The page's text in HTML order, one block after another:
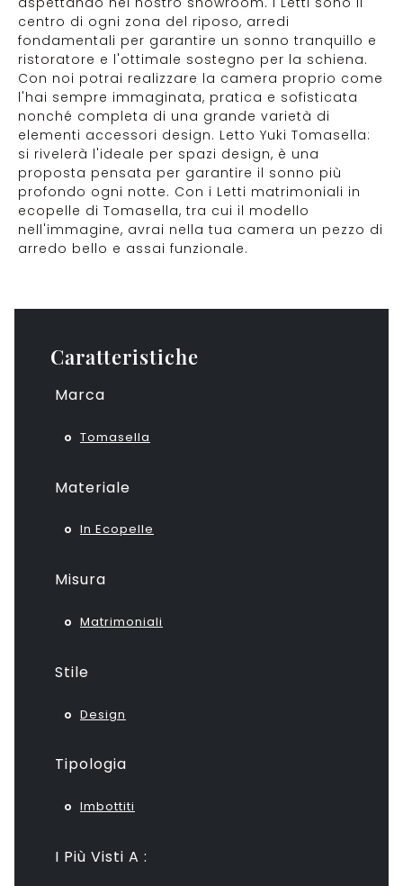
centro di ogni zona del riposo, arredi
fondamentali per garantire un sonno tranquillo e
ristoratore e l'ottimale sostegno per la schiena.
Con noi potrai realizzare la camera proprio come
l'hai sempre immaginata, pratica e sofisticata
nonché completa di una grande varietà di
elementi accessori design. Letto Yuki Tomasella:
si rivelerà l'ideale per spazi design, è una
proposta pensata per garantire il sonno più
profondo ogni notte. Con i Letti matrimoniali in
ecopelle di Tomasella, tra cui il modello
nell'immagine, avrai nella tua camera un pezzo di
arredo bello e assai funzionale.
Caratteristiche
Marca
Tomasella
Materiale
In Ecopelle
Misura
Matrimoniali
Stile
Design
Tipologia
Imbottiti
I Più Visti A :